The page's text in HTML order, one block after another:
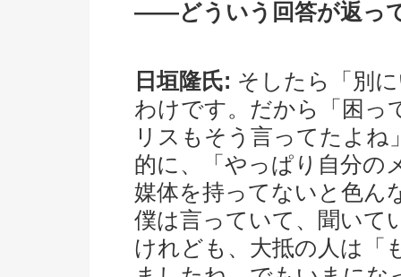
――どういう回答が返っ
日垣隆氏: そしたら「別
わけです。だから「困っ
リスもそう言ってたよね
的に、「やっぱり自分の
媒体を持ってないと色ん
僕は言っていて、聞いて
けれども、大抵の人は「